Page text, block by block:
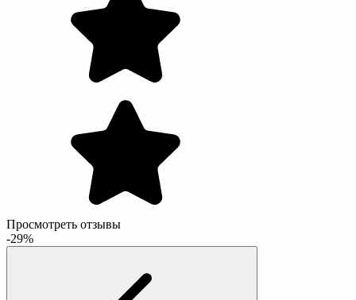
Просмотреть отзывы
-29%